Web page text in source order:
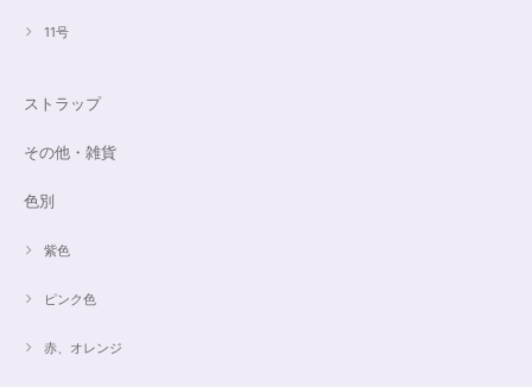
11号
ストラップ
その他・雑貨
色別
紫色
ピンク色
赤、オレンジ